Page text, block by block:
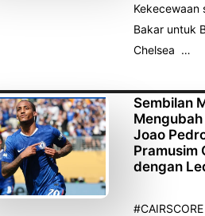
Kekecewaan
Bakar untuk
Chelsea …
Sembilan
Joao
Pramusim
dengan